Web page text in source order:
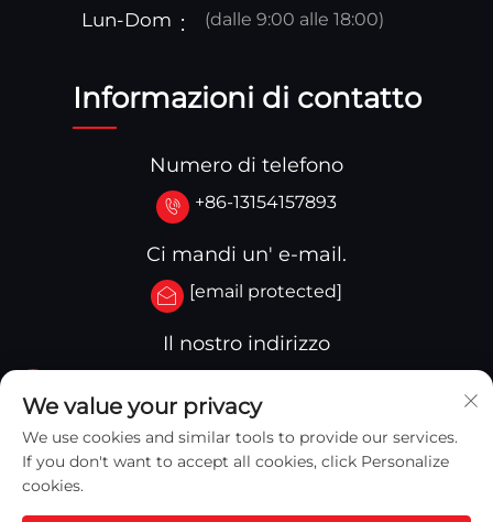
Lun-Dom (dalle 9:00 alle 18:00)
Informazioni di contatto
Numero di telefono
+86-13154157893
Ci mandi un' e-mail.
[email protected]
Il nostro indirizzo
Qinghua Street,Yingkou Zone Yingkou,China
We value your privacy
We use cookies and similar tools to provide our services.
If you don't want to accept all cookies, click Personalize
cookies.